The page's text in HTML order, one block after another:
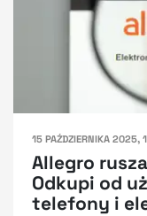
15 PAŹDZIERNIKA 2025,
Allegro
Odkupi od
telefony i